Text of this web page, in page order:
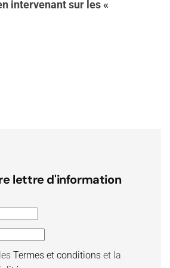
intervenant sur les «
lettre d'information
Termes et conditions et la